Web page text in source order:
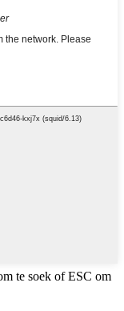
te soek of ESC om